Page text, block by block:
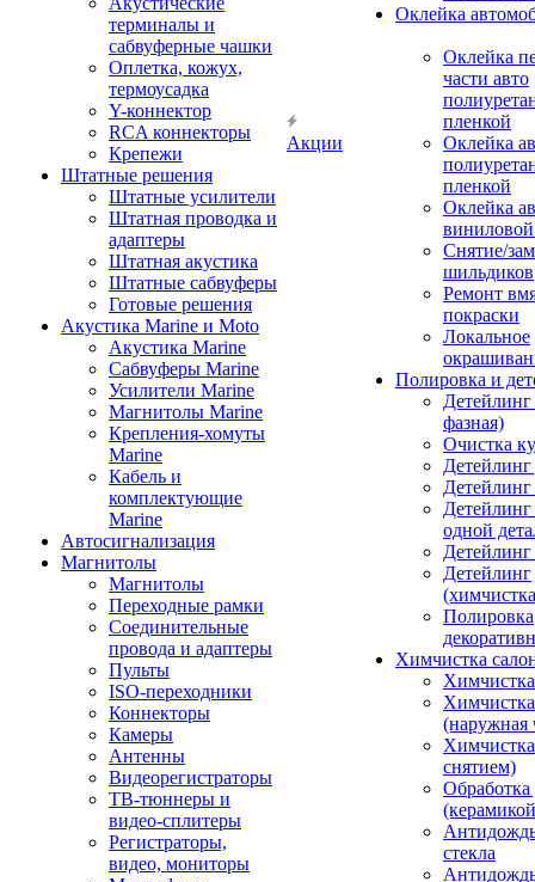
терминалы и
сабвуферные чашки
Оплетка, кожух,
термоусадка
Y-коннектор
RCA коннекторы
Крепежи
Штатные решения
Штатные усилители
Штатная проводка и
адаптеры
Штатная акустика
Штатные сабвуферы
Готовые решения
Акустика Marine и Moto
Акустика Marine
Сабвуферы Marine
Усилители Marine
Магнитолы Marine
Крепления-хомуты
Marine
Кабель и
комплектующие
Marine
Автосигнализация
Магнитолы
Магнитолы
Переходные рамки
Соединительные
провода и адаптеры
Пульты
ISO-переходники
Коннекторы
Камеры
Антенны
Видеорегистраторы
ТВ-тюннеры и
видео-сплитеры
Регистраторы,
видео, мониторы
Акции
Оклейка
Оклейка
части авто
пленкой
Оклейка
пленкой
Оклейка
Снятие/
шильдиков
Ремонт
покраски
Локальное
Полировка и
фазная)
Очистка
Детейлинг
одной
Детейлинг
Полировка
Химчистка
(наружная
снятием)
Обработка
стекла